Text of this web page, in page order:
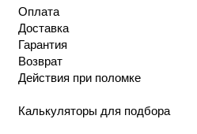
Оплата
Доставка
Гарантия
Возврат
Действия при поломке
Калькуляторы для подбора